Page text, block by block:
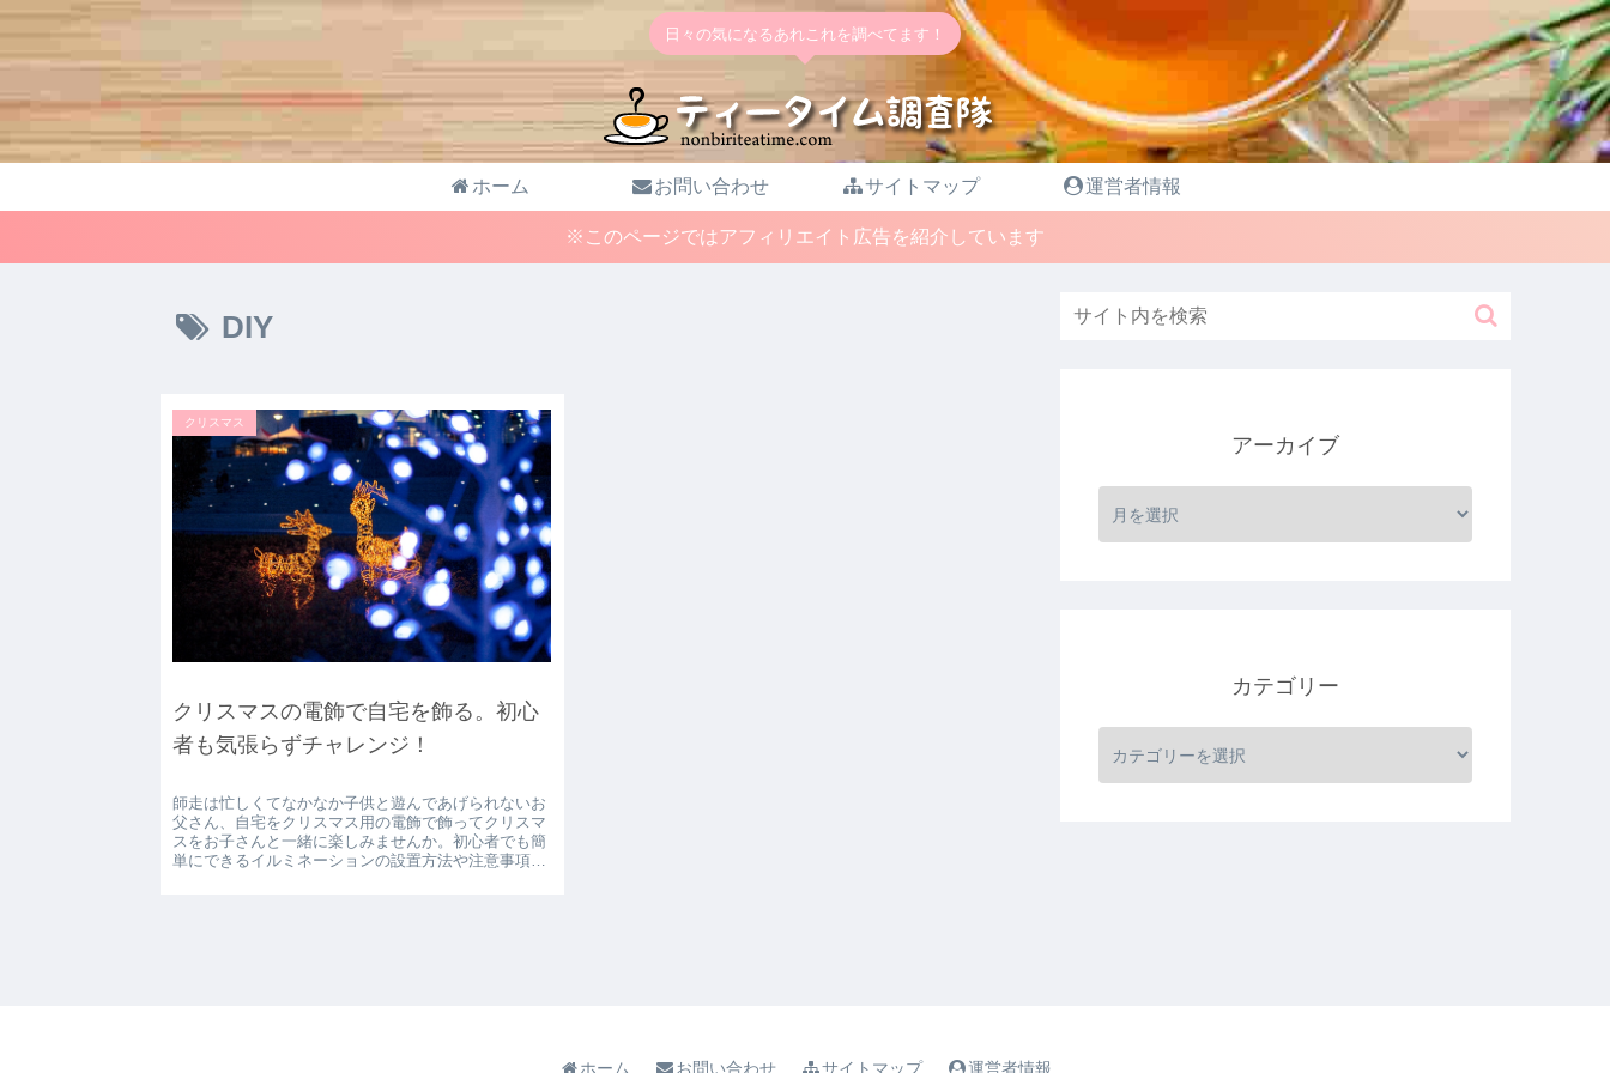
日々の気になるあれこれを調べてます！
ホーム お問い合わせ サイトマップ 運営者情報
※このページではアフィリエイト広告を紹介しています
DIY
クリスマス
クリスマスの電飾で自宅を飾る。初心
者も気張らずチャレンジ！
師走は忙しくてなかなか子供と遊んであげられないお
父さん、自宅をクリスマス用の電飾で飾ってクリスマ
スをお子さんと一緒に楽しみませんか。初心者でも簡
単にできるイルミネーションの設置方法や注意事項を
アーカイブ
カテゴリー
ホーム お問い合わせ サイトマップ 運営者情報